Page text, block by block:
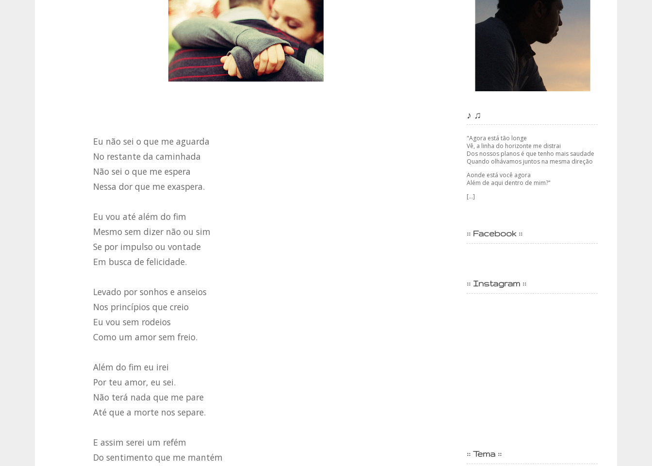
Eu não sei o que me aguarda
No restante da caminhada
Não sei o que me espera
Nessa dor que me exaspera.
Eu vou até além do fim
Mesmo sem dizer não ou sim
Se por impulso ou vontade
Em busca de felicidade.
Levado por sonhos e anseios
Nos princípios que creio
Eu vou sem rodeios
Como um amor sem freio.
Além do fim eu irei
Por teu amor, eu sei.
Não terá nada que me pare
Até que a morte nos separe.
E assim serei um refém
Do sentimento que me mantém
♪ ♫
"Agora está tão longe
Vê, a linha do horizonte me distrai
Dos nossos planos é que tenho mais saudade
Quando olhávamos juntos na mesma direção
Aonde está você agora
Além de aqui dentro de mim?"
[...]
:: Facebook ::
:: Instagram ::
:: Tema ::